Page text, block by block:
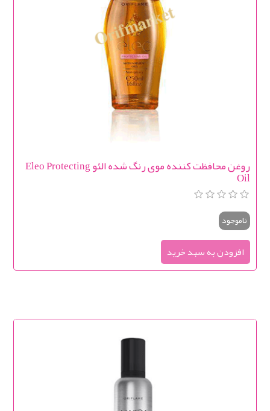
روغن محافظت کننده موی رنگ شده الئو Eleo Protecting
Oil
ناموجود